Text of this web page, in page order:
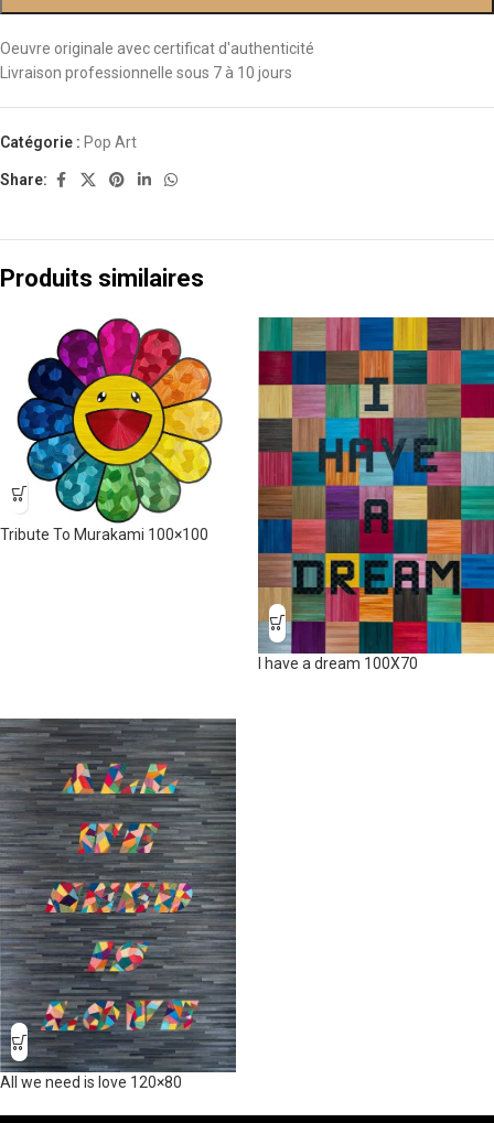
Oeuvre originale avec certificat d'authenticité
Livraison professionnelle sous 7 à 10 jours
Catégorie : Pop Art
Share:
Produits similaires
Tribute To Murakami 100×100
I have a dream 100X70
All we need is love 120×80